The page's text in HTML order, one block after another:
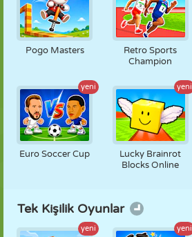
Pogo Masters
Retro Sports
Champion
yeni
Euro Soccer Cup
yeni
Lucky Brainrot
Blocks Online
Tek Kişilik Oyunlar
yeni yeni